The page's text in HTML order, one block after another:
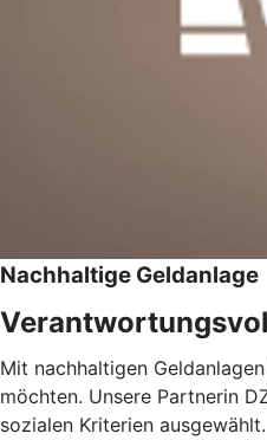
Nachhaltige Geldanlage
Mit nachhaltigen
möchten. Unsere Partnerin
sozialen Kriterien ausgewählt.